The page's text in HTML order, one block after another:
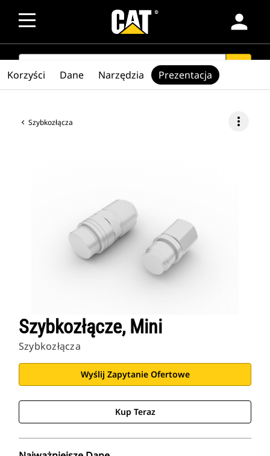
person
SEARCH
Szybkozłącza more_vert
Szybkozłącze, Mini
Szybkozłącza
Wyślij Zapytanie Ofertowe
Kup Teraz
Korzyści Dane Narzędzia Prezentacja